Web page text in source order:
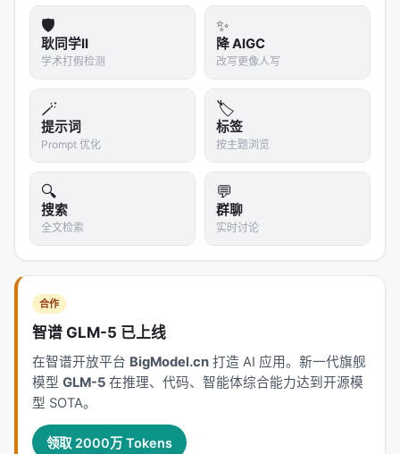
Pythia-2.8b 2.8B 0.3T 1.90%
Pythia-6.9b 0.3T
OLMo-7B 7B 2.5T 6.07%
Huginn (μ=4) 0.8T
Huginn (μ=16) 3.5B 0.8T 42.08%
>μ（均值迭代次数）
：训练时循环次数的期望值。
Huginn 在训练时从一个重尾分布中随机采样迭代次数
（平均 μ=4），这样模型学会在各种深度下都能工
作。测试时可以把 μ 调大（如 μ=16）来获得更强的
推理能力。
42.08% 的 GSM8k 成绩意味着什么？它比参数量两
倍、数据量三倍的 OLMo-7B高出近 6 倍 。而且
Huginn 只有 3.5B 参数——它的训练通信成本远低于
7B 模型，因为它不需要在 GPU 之间传输大量参数。
更惊人的是训练效率：由于核心块共享权重，Huginn
🛡️
耿同学II
学术打假检测
✨
降 AIGC
改写更像人写
🪄
提示词
Prompt 优化
🏷️
标签
按主题浏览
🔍
搜索
全文检索
💬
群聊
实时讨论
合作
智谱 GLM-5 已上线
在智谱开放平台 BigModel.cn 打造 AI 应用。新一代旗舰
模型 GLM-5 在推理、代码、智能体综合能力达到开源模
型 SOTA。
领取 2000万 Tokens